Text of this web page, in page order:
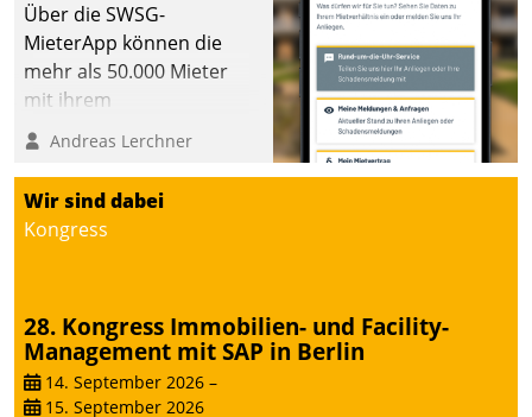
Über die SWSG-
MieterApp können die
mehr als 50.000 Mieter
mit ihrem
Wohnungsunternehmen
kommunizieren, auf dem
Laufenden bleiben, Daten
einsehen und ändern
oder
Uhr.
Andreas Lerchner
Wir sind dabei
Kongress
28. Kongress Immobilien- und Facility-
Management mit SAP in Berlin
14. September 2026 –
15. September 2026